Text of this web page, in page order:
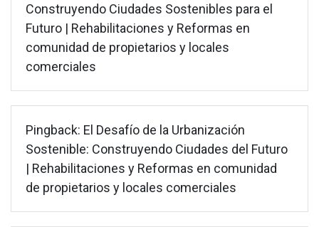
Construyendo Ciudades Sostenibles para el
Futuro | Rehabilitaciones y Reformas en
comunidad de propietarios y locales
comerciales
Pingback: El Desafío de la Urbanización
Sostenible: Construyendo Ciudades del Futuro
| Rehabilitaciones y Reformas en comunidad
de propietarios y locales comerciales